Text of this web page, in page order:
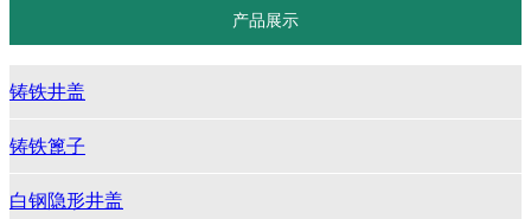
产品展示
铸铁井盖
铸铁篦子
白钢隐形井盖